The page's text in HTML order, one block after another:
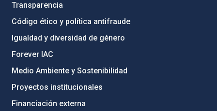
Transparencia
Código ético y política antifraude
Igualdad y diversidad de género
Forever IAC
Medio Ambiente y Sostenibilidad
Proyectos institucionales
Financiación externa